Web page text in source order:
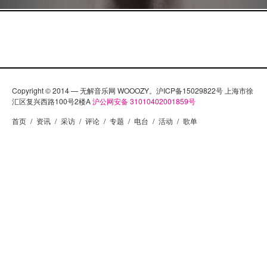
Copyright © 2014 — 无解音乐网 WOOOZY。沪ICP备15029822号 上海市徐
汇区复兴西路100号2楼A沪公网安备 31010402001859号
首页 / 资讯 / 采访 / 评论 / 专题 / 电台 / 活动 / 歌单